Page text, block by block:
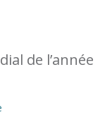
de l’année